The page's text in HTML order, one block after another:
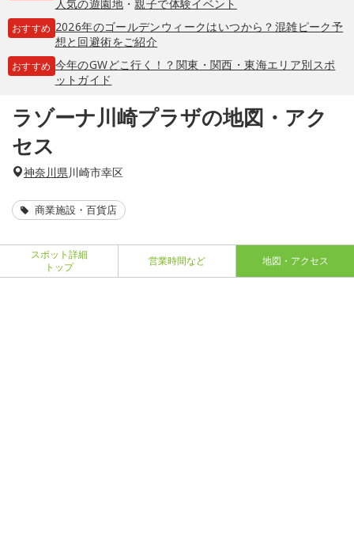
人気の遊園地・親子で体験イベント
おすすめ 2026年のゴールデンウィークはいつから？混雑ピーク予
想と回避術をご紹介
おすすめ 今年のGWどこ行く！？関東・関西・東海エリア別スポ
ットガイド
ラゾーナ川崎プラザの地図・アク
セス
神奈川県川崎市幸区
商業施設・百貨店
スポット詳細
トップ
営業時間など 地図・アクセス